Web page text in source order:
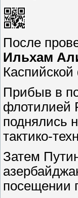
После
Ильхам
Прибыв в
флотилией
поднялись
тактико-
Затем
посещении